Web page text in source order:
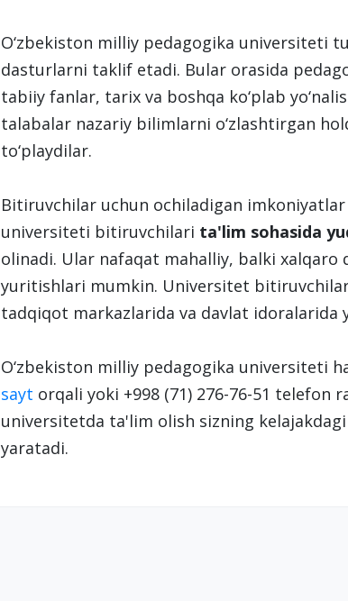
O‘zbekiston milliy pedagogika universiteti
dasturlarni taklif etadi. Bular orasida
tabiiy fanlar, tarix va boshqa ko‘plab
talabalar nazariy bilimlarni o‘zlashtirgan
to‘playdilar.
Bitiruvchilar uchun ochiladigan
universiteti bitiruvchilari ta'lim sohasida
olinadi. Ular nafaqat mahalliy, balki
yuritishlari mumkin. Universitet
tadqiqot markazlarida va davlat idoralarida
O‘zbekiston milliy pedagogika universiteti
sayt orqali yoki +998 (71) 276-76-51
universitetda ta'lim olish sizning
yaratadi.